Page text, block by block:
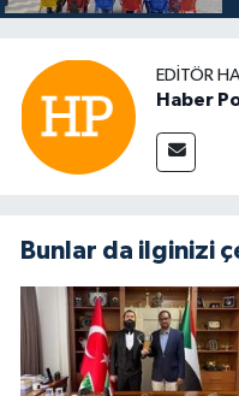
EDITÖR
Haber
Bunlar da ilginizi